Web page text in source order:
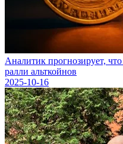
Аналитик прогнозирует,
ралли альткойнов
2025-10-16